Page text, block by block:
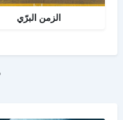
الزمن البرّي